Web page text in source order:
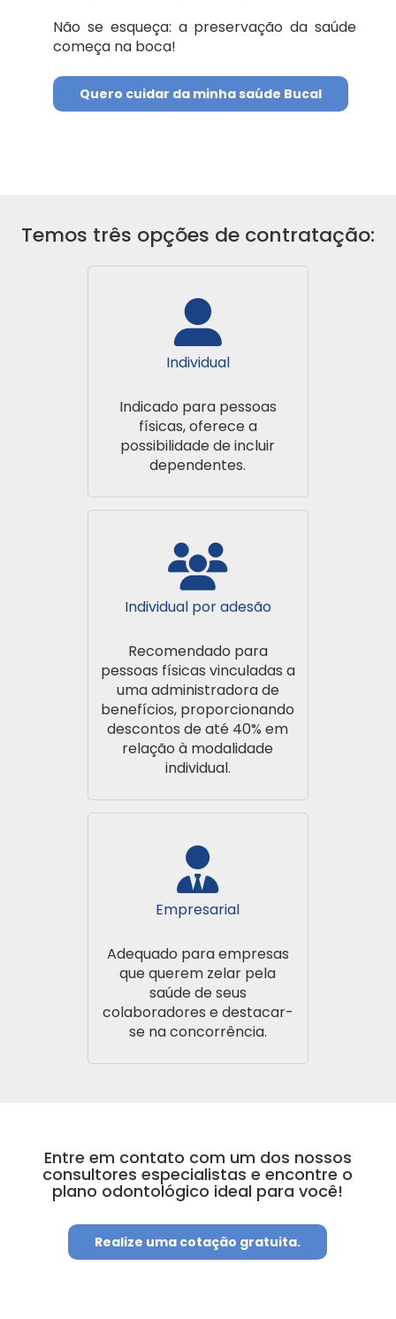
Metlife
Odontoprev
Uniodonto
Não se esqueça: a preservação da saúde
começa na boca!
Quero cuidar da minha saúde Bucal
Temos três opções de contratação:
Individual
Indicado para pessoas
físicas, oferece a
possibilidade de incluir
dependentes.
Individual por adesão
Recomendado para
pessoas físicas vinculadas a
uma administradora de
benefícios, proporcionando
descontos de até 40% em
relação à modalidade
individual.
Empresarial
Adequado para empresas
que querem zelar pela
saúde de seus
colaboradores e destacar-
se na concorrência.
Entre em contato com um dos nossos
consultores especialistas e encontre o
plano odontológico ideal para você!
Realize uma cotação gratuita.